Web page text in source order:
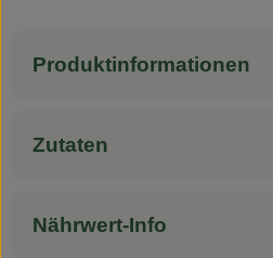
Produktinformationen
Zutaten
Nährwert-Info